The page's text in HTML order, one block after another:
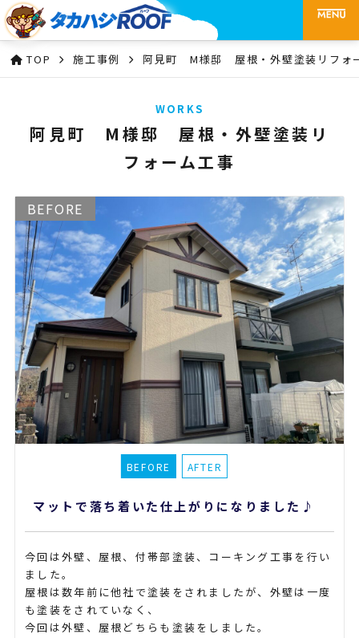
TOP 施工事例 阿見町 M様邸 屋根・外壁塗装リフォ
WORKS
阿見町 M様邸 屋根・外壁塗装リ
フォーム工事
マットで落ち着いた仕上がりになりました♪
今回は外壁、屋根、付帯部塗装、コーキング工事を行い
ました。
屋根は数年前に他社で塗装をされましたが、外壁は一度
も塗装をされていなく、
今回は外壁、屋根どちらも塗装をしました。